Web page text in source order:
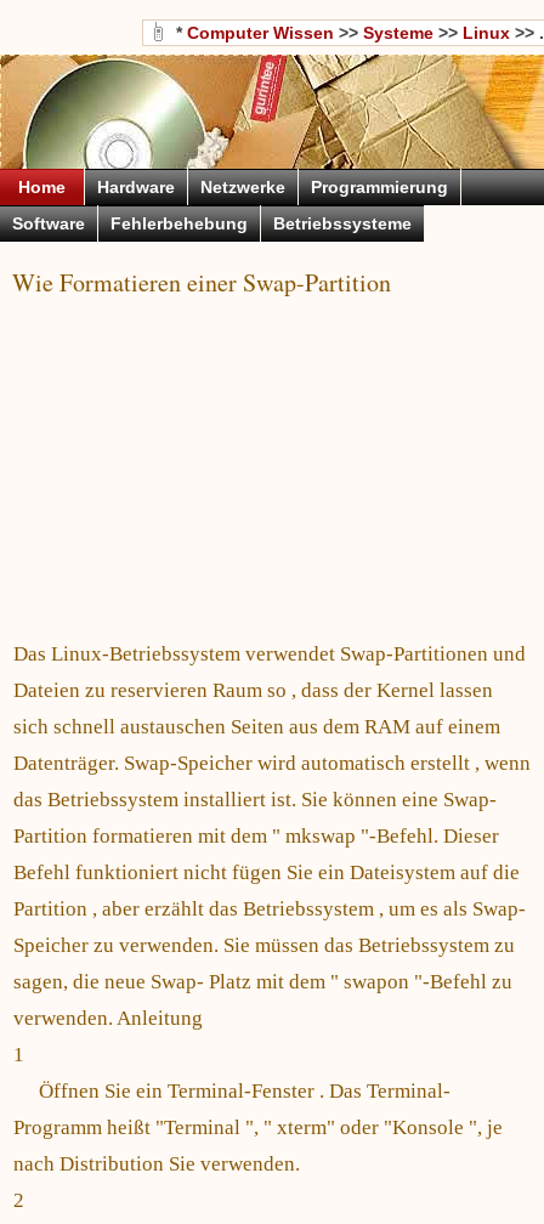
*Computer Wissen >> Systeme >> Linux >> .
Home Hardware Netzwerke
Programmierung
Software
Fehlerbehebung Betriebssysteme
Wie Formatieren einer Swap-Partition
Das Linux-Betriebssystem verwendet Swap-Partitionen und
Dateien zu reservieren Raum so , dass der Kernel lassen
sich schnell austauschen Seiten aus dem RAM auf einem
Datenträger. Swap-Speicher wird automatisch erstellt , wenn
das Betriebssystem installiert ist. Sie können eine Swap-
Partition formatieren mit dem " mkswap "-Befehl. Dieser
Befehl funktioniert nicht fügen Sie ein Dateisystem auf die
Partition , aber erzählt das Betriebssystem , um es als Swap-
Speicher zu verwenden. Sie müssen das Betriebssystem zu
sagen, die neue Swap- Platz mit dem " swapon "-Befehl zu
verwenden. Anleitung
1
Öffnen Sie ein Terminal-Fenster . Das Terminal-
Programm heißt "Terminal ", " xterm" oder "Konsole ", je
nach Distribution Sie verwenden.
2